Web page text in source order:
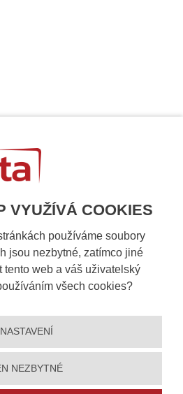
VYUŽÍVÁ COOKIES
používáme soubory
jsou nezbytné, zatímco jiné
tento web a váš uživatelský
všech cookies?
NASTAVENÍ
NEZBYTNÉ
osobních údajů |Mapa stránek ||